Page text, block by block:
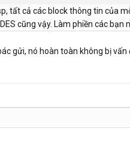
tất cả các block thông tin của
cũng vậy. Làm phiền các bạn
gửi, nó hoàn toàn không bị vấn